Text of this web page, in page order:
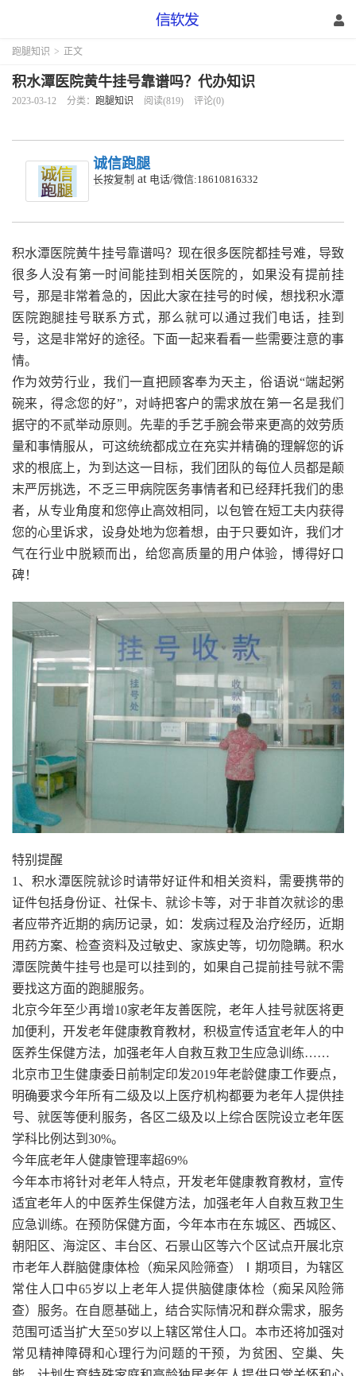
跑腿知识 > 正文
积水潭医院黄牛挂号靠谱吗？代办知识
2023-03-12 分类： 跑腿知识 阅读(819) 评论(0)
诚信跑腿
长按复制 at 电话/微信:18610816332
积水潭医院黄牛挂号靠谱吗？现在很多医院都挂号难，导致
很多人没有第一时间能挂到相关医院的，如果没有提前挂
号，那是非常着急的，因此大家在挂号的时候，想找积水潭
医院跑腿挂号联系方式，那么就可以通过我们电话，挂到
号，这是非常好的途径。下面一起来看看一些需要注意的事
情。
作为效劳行业，我们一直把顾客奉为天主，俗语说“端起粥
碗来，得念您的好”，对峙把客户的需求放在第一名是我们
据守的不贰举动原则。先辈的手艺手腕会带来更高的效劳质
量和事情服从，可这统统都成立在充实并精确的理解您的诉
求的根底上，为到达这一目标，我们团队的每位人员都是颠
末严厉挑选，不乏三甲病院医务事情者和已经拜托我们的患
者，从专业角度和您停止高效相同，以包管在短工夫内获得
您的心里诉求，设身处地为您着想，由于只要如许，我们才
气在行业中脱颖而出，给您高质量的用户体验，博得好口
碑！
特别提醒
1、积水潭医院就诊时请带好证件和相关资料，需要携带的
证件包括身份证、社保卡、就诊卡等，对于非首次就诊的患
者应带齐近期的病历记录，如：发病过程及治疗经历，近期
用药方案、检查资料及过敏史、家族史等，切勿隐瞒。积水
潭医院黄牛挂号也是可以挂到的，如果自己提前挂号就不需
要找这方面的跑腿服务。
北京今年至少再增10家老年友善医院，老年人挂号就医将更
加便利，开发老年健康教育教材，积极宣传适宜老年人的中
医养生保健方法，加强老年人自救互救卫生应急训练……
北京市卫生健康委日前制定印发2019年老龄健康工作要点，
明确要求今年所有二级及以上医疗机构都要为老年人提供挂
号、就医等便利服务，各区二级及以上综合医院设立老年医
学科比例达到30%。
今年底老年人健康管理率超69%
今年本市将针对老年人特点，开发老年健康教育教材，宣传
适宜老年人的中医养生保健方法，加强老年人自救互救卫生
应急训练。在预防保健方面，今年本市在东城区、西城区、
朝阳区、海淀区、丰台区、石景山区等六个区试点开展北京
市老年人群脑健康体检（痴呆风险筛查）Ⅰ期项目，为辖区
常住人口中65岁以上老年人提供脑健康体检（痴呆风险筛
查）服务。在自愿基础上，结合实际情况和群众需求，服务
范围可适当扩大至50岁以上辖区常住人口。本市还将加强对
常见精神障碍和心理行为问题的干预，为贫困、空巢、失